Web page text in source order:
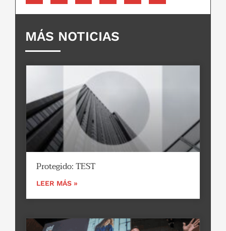
MÁS NOTICIAS
Protegido: TEST
LEER MÁS »